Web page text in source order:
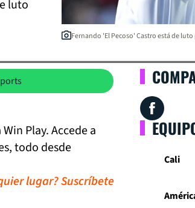
luto
Fernando 'El Pecoso' Castro está de
Play. Accede a
todo desde
lugar? Suscríbete
Cali